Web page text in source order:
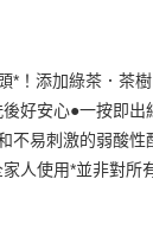
*！添加綠茶．茶
好安心●一按即出
不易刺激的弱酸性
人使用*並非對所